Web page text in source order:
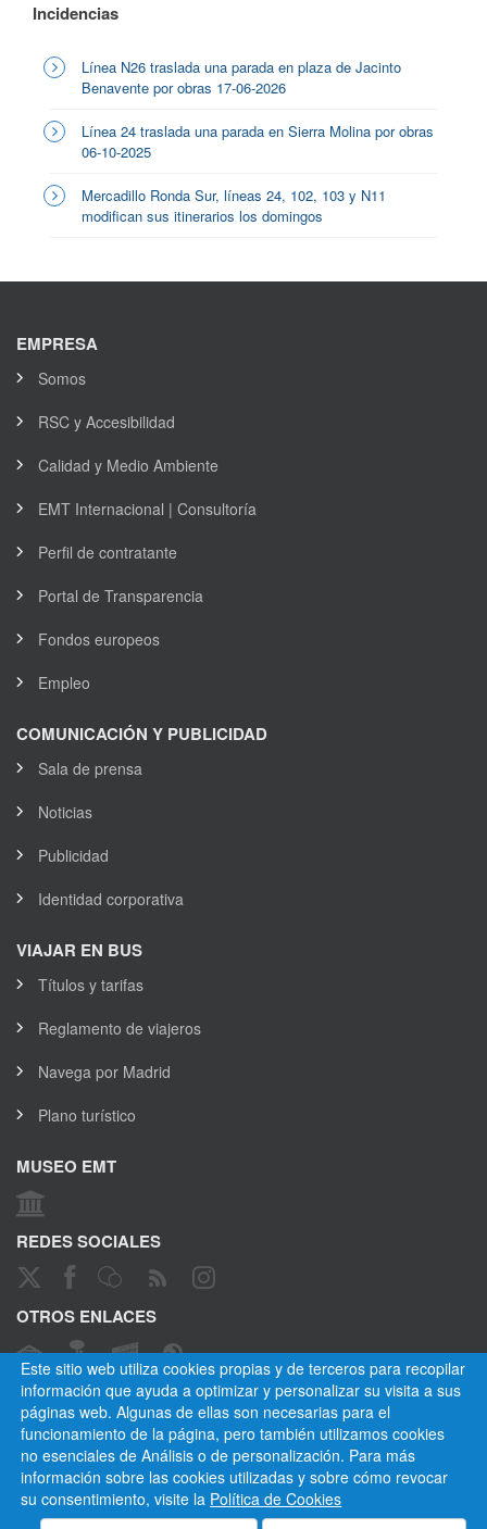
Incidencias
Línea N26 traslada una parada en plaza de Jacinto
Benavente por obras 17-06-2026
Línea 24 traslada una parada en Sierra Molina por obras
06-10-2025
Mercadillo Ronda Sur, líneas 24, 102, 103 y N11
modifican sus itinerarios los domingos
Este sitio web utiliza cookies propias y de terceros para recopilar
información que ayuda a optimizar y personalizar su visita a sus
páginas web. Algunas de ellas son necesarias para el
funcionamiento de la página, pero también utilizamos cookies
no esenciales de Análisis o de personalización. Para más
información sobre las cookies utilizadas y sobre cómo revocar
su consentimiento, visite la Política de Cookies
EMPRESA
Somos
RSC y Accesibilidad
Calidad y Medio Ambiente
EMT Internacional | Consultoría
Perfil de contratante
Portal de Transparencia
Fondos europeos
Empleo
COMUNICACIÓN Y PUBLICIDAD
Sala de prensa
Noticias
Publicidad
Identidad corporativa
VIAJAR EN BUS
Títulos y tarifas
Reglamento de viajeros
Navega por Madrid
Plano turístico
MUSEO EMT
REDES SOCIALES
OTROS ENLACES
CANAL ÉTICO
Empresa Municipal de Transportes de Madrid, S. A.